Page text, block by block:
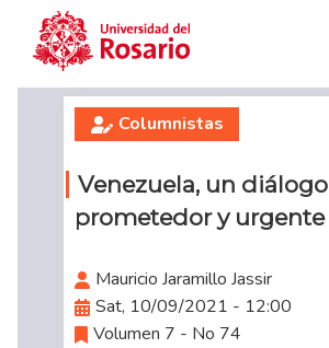
Skip to main content
Columnistas
Venezuela, un diálogo
prometedor y urgente
Mauricio Jaramillo Jassir
Sat, 10/09/2021 - 12:00
Volumen 7 - No 74